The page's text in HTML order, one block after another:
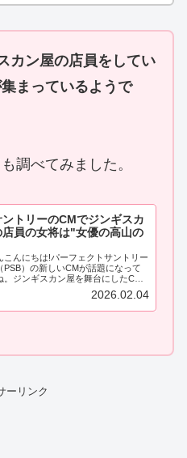
カン屋の店員をしてい
まっているようで
調べてみました。
ントリーのCMでジンギスカ
店員の女将は"女優の高山の
こんにちは!パーフェクトサントリー
PSB）の新しいCMが話題になって
。ジンギスカン屋を舞台にしたCM
る女将さんの女優さんが、とても印
になった方も多いのではないでしょ
こで今回は、PSBのCMに出...
2026.02.04
ーリンク